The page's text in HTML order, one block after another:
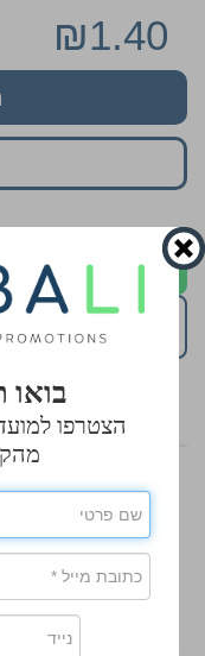
₪1.40
אולי
בואו
הצטרפו